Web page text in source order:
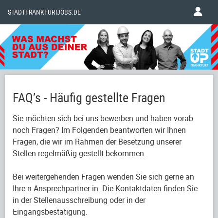
STADTFRANKFURTJOBS.DE
FAQ’s - Häufig gestellte Fragen
Sie möchten sich bei uns bewerben und haben vorab
noch Fragen? Im Folgenden beantworten wir Ihnen
Fragen, die wir im Rahmen der Besetzung unserer
Stellen regelmäßig gestellt bekommen.
Bei weitergehenden Fragen wenden Sie sich gerne an
Ihre:n Ansprechpartner:in. Die Kontaktdaten finden Sie
in der Stellenausschreibung oder in der
Eingangsbestätigung.